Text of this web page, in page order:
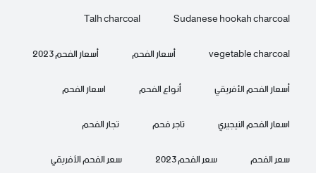
Sudanese hookah charcoal
Talh charcoal
vegetable charcoal
أسعار الفحم
أسعار الفحم 2023
أسعار الفحم الأفريقي
أنواع الفحم
اسعار الفحم
اسعار الفحم النيجيري
تاجر فحم
تجار الفحم
سعر الفحم
سعر الفحم 2023
سعر الفحم الأفريقي